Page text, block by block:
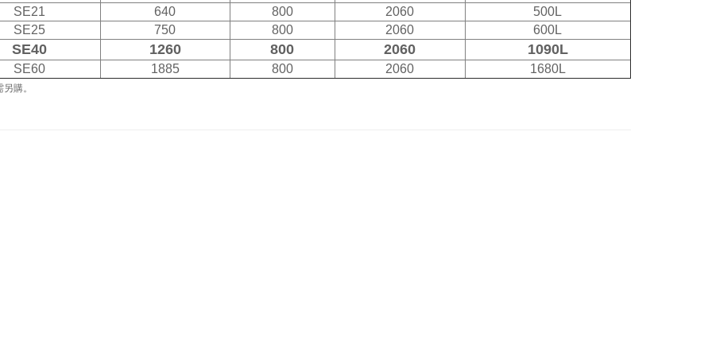
SE21
640 800 2060
500L
SE25
750 800 2060 600L
SE40 1260 800 2060 1090L
SE60 1885 800 2060 1680L
購。